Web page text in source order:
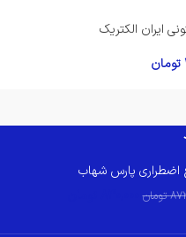
ایران الکتریک
تومان
اضطراری پارس شهاب
تومان